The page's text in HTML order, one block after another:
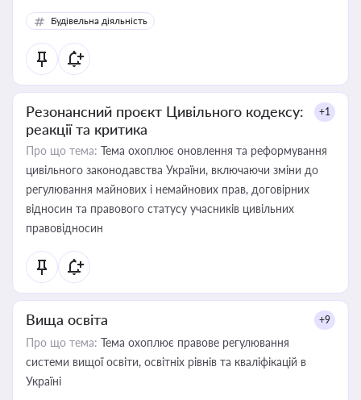
Будівельна діяльність
Резонансний проєкт Цивільного кодексу:
реакції та критика
+1
Про що тема: Тема охоплює оновлення та реформування
цивільного законодавства України, включаючи зміни до
регулювання майнових і немайнових прав, договірних
відносин та правового статусу учасників цивільних
правовідносин
Вища освіта +9
Про що тема: Тема охоплює правове регулювання
системи вищої освіти, освітніх рівнів та кваліфікацій в
Україні